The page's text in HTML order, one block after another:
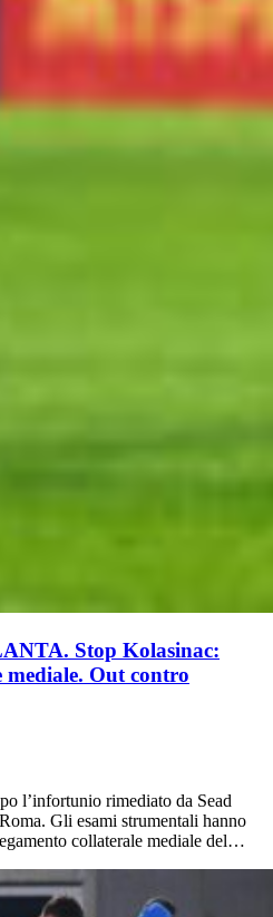
Stop Kolasinac:
mediale. Out contro
l’infortunio rimediato da Sead
Gli esami strumentali hanno
collaterale mediale del…